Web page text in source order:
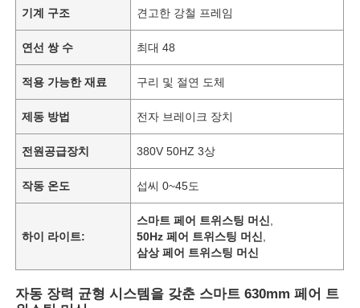
기계 구조 견고한 강철 프레임
연선 쌍 수 최대 48
적용 가능한 재료 구리 및 절연 도체
제동 방법 전자 브레이크 장치
전원공급장치 380V 50HZ 3상
작동 온도 섭씨 0~45도
하이 라이트:
스마트 페어 트위스팅 머신
50Hz 페어 트위스팅 머신
삼상 페어 트위스팅 머신
자동 장력 균형 시스템을 갖춘 스마트 630mm 페어 트